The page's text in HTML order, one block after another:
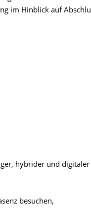
im Hinblick auf
hybrider und digitaler
besuchen,